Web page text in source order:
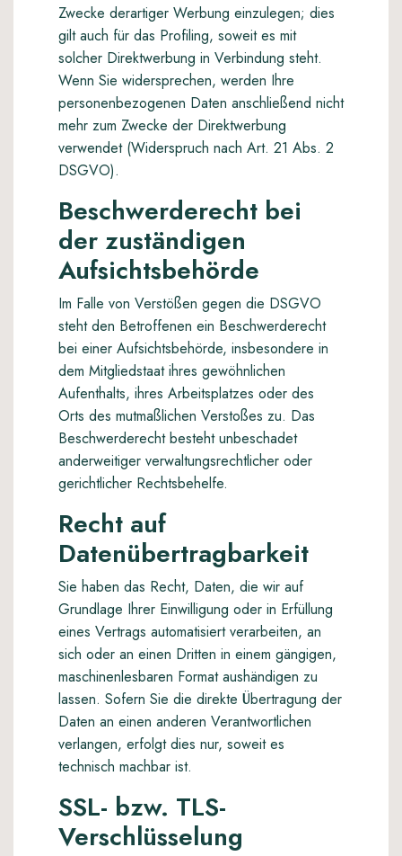
Zwecke derartiger Werbung einzulegen; dies
gilt auch für das Profiling, soweit es mit
solcher Direktwerbung in Verbindung steht.
Wenn Sie widersprechen, werden Ihre
personenbezogenen Daten anschließend nicht
mehr zum Zwecke der Direktwerbung
verwendet (Widerspruch nach Art. 21 Abs. 2
DSGVO).
Beschwerderecht bei
der zuständigen
Aufsichtsbehörde
Im Falle von Verstößen gegen die DSGVO
steht den Betroffenen ein Beschwerderecht
bei einer Aufsichtsbehörde, insbesondere in
dem Mitgliedstaat ihres gewöhnlichen
Aufenthalts, ihres Arbeitsplatzes oder des
Orts des mutmaßlichen Verstoßes zu. Das
Beschwerderecht besteht unbeschadet
anderweitiger verwaltungsrechtlicher oder
gerichtlicher Rechtsbehelfe.
Recht auf
Datenübertragbarkeit
Sie haben das Recht, Daten, die wir auf
Grundlage Ihrer Einwilligung oder in Erfüllung
eines Vertrags automatisiert verarbeiten, an
sich oder an einen Dritten in einem gängigen,
maschinenlesbaren Format aushändigen zu
lassen. Sofern Sie die direkte Übertragung der
Daten an einen anderen Verantwortlichen
verlangen, erfolgt dies nur, soweit es
technisch machbar ist.
SSL- bzw. TLS-
Verschlüsselung